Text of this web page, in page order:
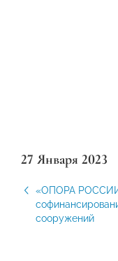
27 Января 2023
«ОПОРА
сооружений